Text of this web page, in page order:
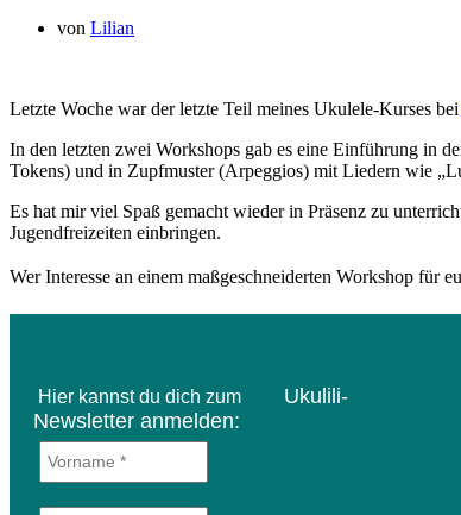
von Lilian
Letzte Woche war der letzte Teil meines Ukulele-Kurses bei
In den letzten zwei Workshops gab es eine Einführung in
Tokens) und in Zupfmuster (Arpeggios) mit Liedern wie
Es hat mir viel Spaß gemacht wieder in Präsenz zu
Jugendfreizeiten einbringen.
Wer Interesse an einem maßgeschneiderten Workshop für
Hier kannst du dich zum Ukulili-
Newsletter anmelden: